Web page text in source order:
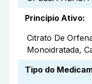
Princípio Ativo:
Citrato De
Monoidratada,
Tipo do